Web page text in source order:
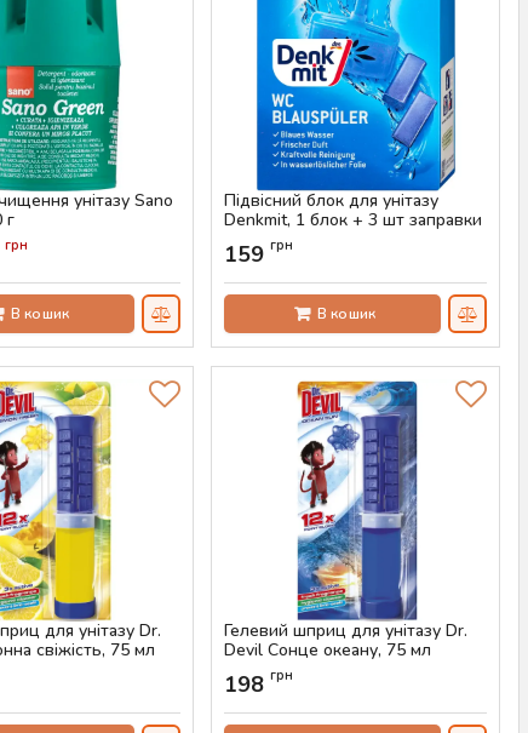
унітазу Sano
г
грн
В кошик
Підвісний блок для унітазу
Denkmit, 1 блок + 3 шт заправки
Артикул:AS-00618
159 грн
В кошик
для унітазу Dr.
свіжість, 75 мл
Гелевий шприц для унітазу Dr.
Devil Сонце океану, 75 мл
Артикул:AS-00429
198 грн